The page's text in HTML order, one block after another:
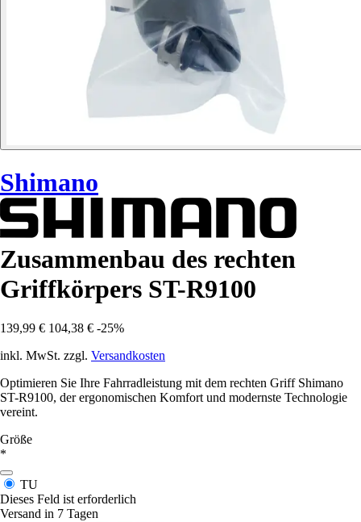
Shimano
Zusammenbau des rechten
Griffkörpers ST-R9100
139,99 € 104,38 € -25%
inkl. MwSt. zzgl. Versandkosten
Optimieren Sie Ihre Fahrradleistung mit dem rechten Griff Shimano
ST-R9100, der ergonomischen Komfort und modernste Technologie
vereint.
Größe
*
TU
Dieses Feld ist erforderlich
Versand in 7 Tagen